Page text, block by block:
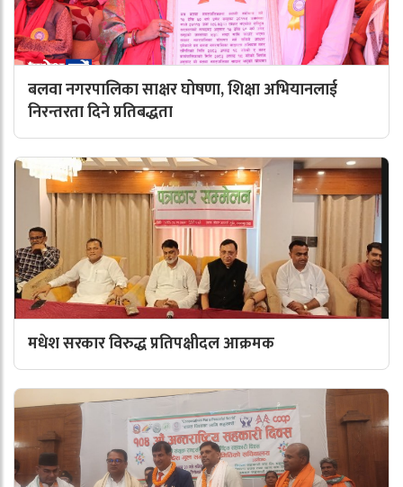
बलवा नगरपालिका साक्षर घोषणा, शिक्षा अभियानलाई
निरन्तरता दिने प्रतिबद्धता
मधेश सरकार विरुद्ध प्रतिपक्षीदल आक्रमक